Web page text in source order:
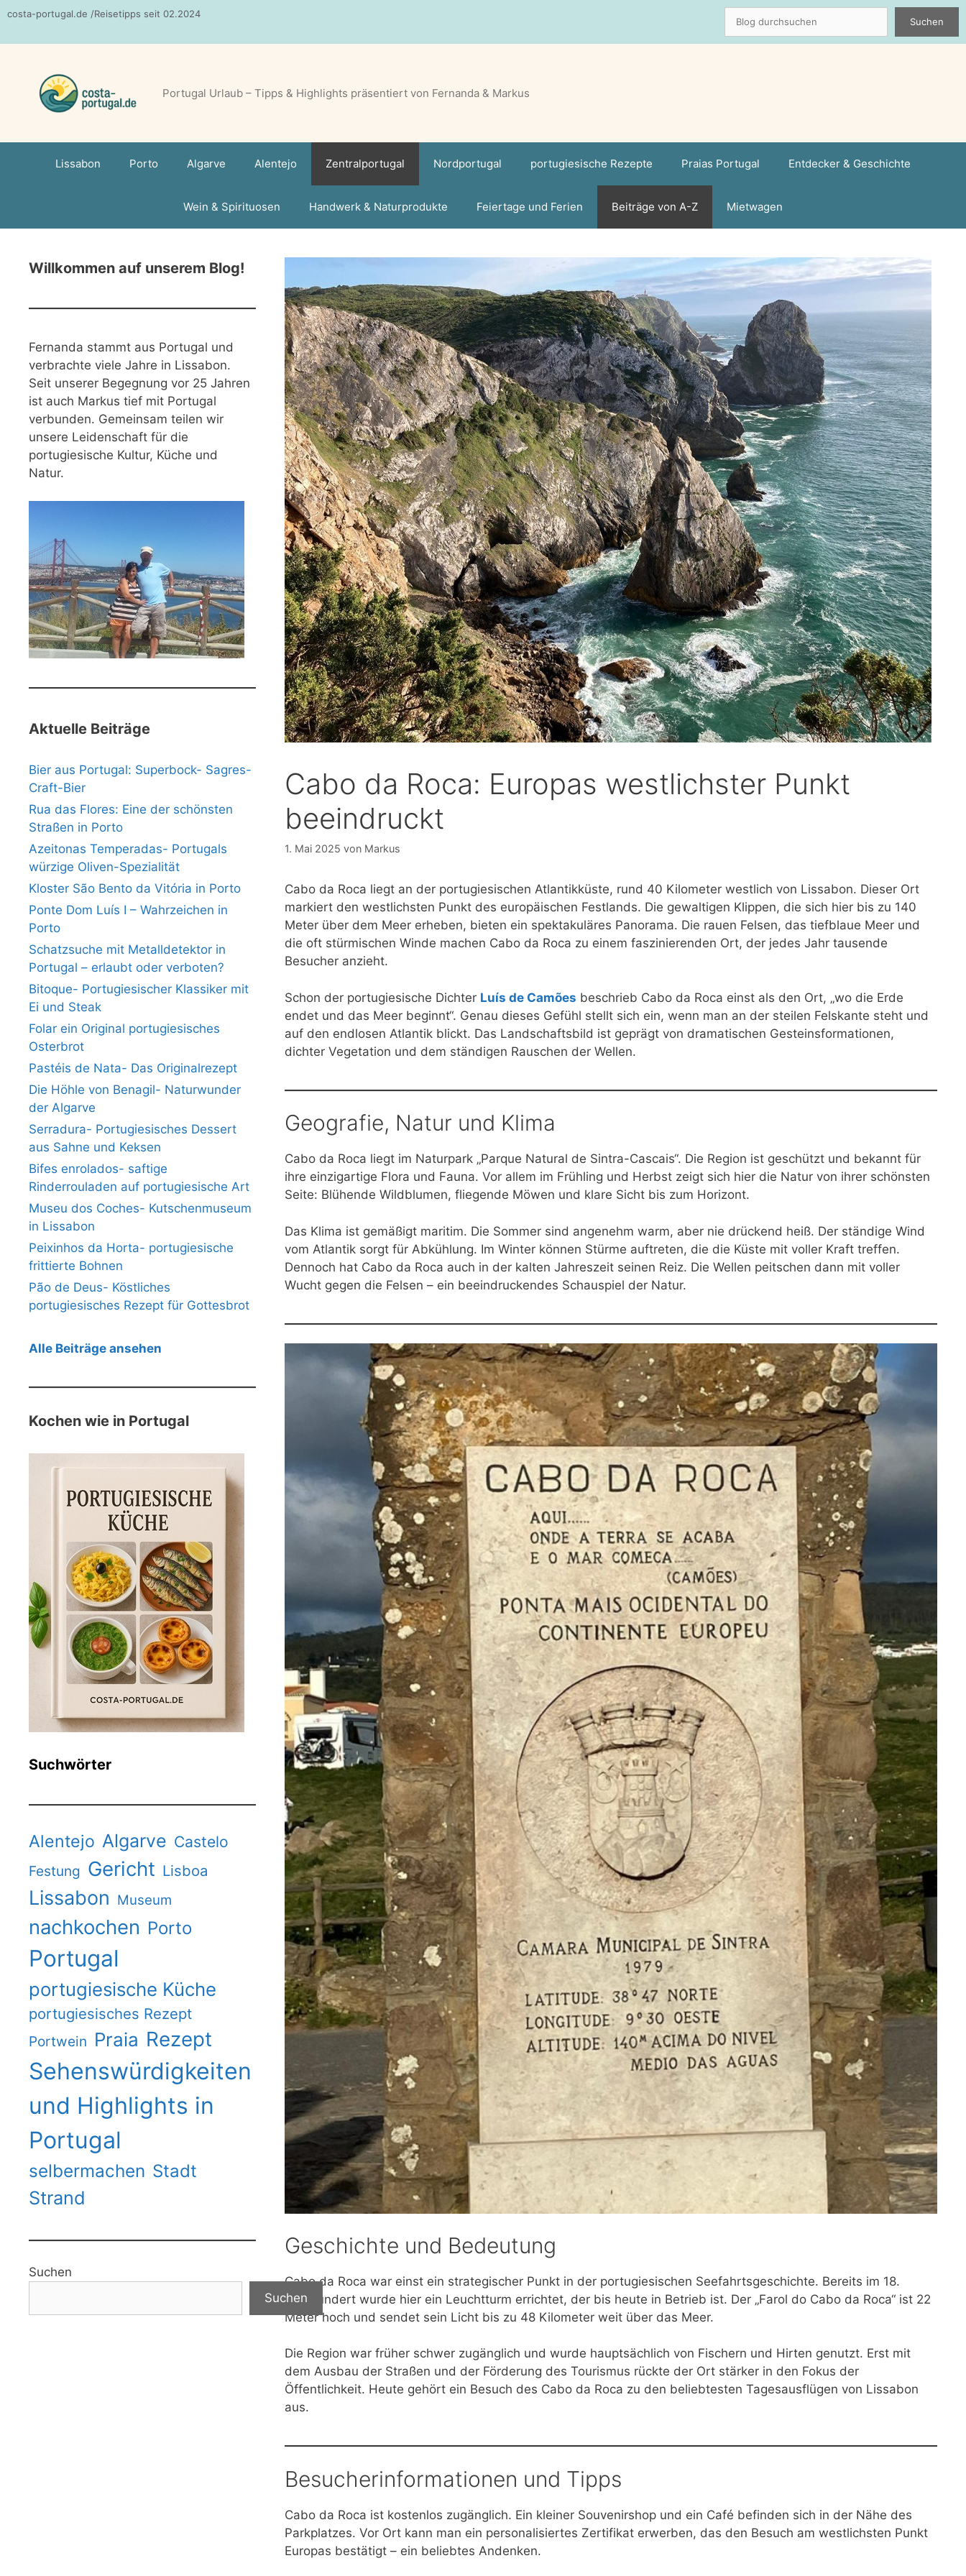
Zum
springen
costa-portugal.de /Reisetipps seit 02.2024
Suchen
Portugal Urlaub – Tipps & Highlights präsentiert von Fernanda & Markus
Lissabon Porto Algarve Alentejo Zentralportugal Nordportugal portugiesische Rezepte Praias Portugal Entdecker & Geschichte
Wein & Spirituosen Handwerk & Naturprodukte Feiertage und Ferien Beiträge von A-Z Mietwagen
Cabo da Roca: Europas westlichster Punkt
beeindruckt
1. Mai 2025 von Markus
Cabo da Roca liegt an der portugiesischen Atlantikküste, rund 40 Kilometer westlich von Lissabon. Dieser Ort
markiert den westlichsten Punkt des europäischen Festlands. Die gewaltigen Klippen, die sich hier bis zu 140
Meter über dem Meer erheben, bieten ein spektakuläres Panorama. Die rauen Felsen, das tiefblaue Meer und
die oft stürmischen Winde machen Cabo da Roca zu einem faszinierenden Ort, der jedes Jahr tausende
Besucher anzieht.
Schon der portugiesische Dichter Luís de Camões beschrieb Cabo da Roca einst als den Ort, „wo die Erde
endet und das Meer beginnt“. Genau dieses Gefühl stellt sich ein, wenn man an der steilen Felskante steht und
auf den endlosen Atlantik blickt. Das Landschaftsbild ist geprägt von dramatischen Gesteinsformationen,
dichter Vegetation und dem ständigen Rauschen der Wellen.
Geografie, Natur und Klima
Cabo da Roca liegt im Naturpark „Parque Natural de Sintra-Cascais“. Die Region ist geschützt und bekannt für
ihre einzigartige Flora und Fauna. Vor allem im Frühling und Herbst zeigt sich hier die Natur von ihrer schönsten
Seite: Blühende Wildblumen, fliegende Möwen und klare Sicht bis zum Horizont.
Das Klima ist gemäßigt maritim. Die Sommer sind angenehm warm, aber nie drückend heiß. Der ständige Wind
vom Atlantik sorgt für Abkühlung. Im Winter können Stürme auftreten, die die Küste mit voller Kraft treffen.
Dennoch hat Cabo da Roca auch in der kalten Jahreszeit seinen Reiz. Die Wellen peitschen dann mit voller
Wucht gegen die Felsen – ein beeindruckendes Schauspiel der Natur.
Geschichte und Bedeutung
Cabo da Roca war einst ein strategischer Punkt in der portugiesischen Seefahrtsgeschichte. Bereits im 18.
Jahrhundert wurde hier ein Leuchtturm errichtet, der bis heute in Betrieb ist. Der „Farol do Cabo da Roca“ ist 22
Meter hoch und sendet sein Licht bis zu 48 Kilometer weit über das Meer.
Die Region war früher schwer zugänglich und wurde hauptsächlich von Fischern und Hirten genutzt. Erst mit
dem Ausbau der Straßen und der Förderung des Tourismus rückte der Ort stärker in den Fokus der
Öffentlichkeit. Heute gehört ein Besuch des Cabo da Roca zu den beliebtesten Tagesausflügen von Lissabon
aus.
Besucherinformationen und Tipps
Cabo da Roca ist kostenlos zugänglich. Ein kleiner Souvenirshop und ein Café befinden sich in der Nähe des
Parkplatzes. Vor Ort kann man ein personalisiertes Zertifikat erwerben, das den Besuch am westlichsten Punkt
Europas bestätigt – ein beliebtes Andenken.
Willkommen auf unserem Blog!
Fernanda stammt aus Portugal und
verbrachte viele Jahre in Lissabon.
Seit unserer Begegnung vor 25 Jahren
ist auch Markus tief mit Portugal
verbunden. Gemeinsam teilen wir
unsere Leidenschaft für die
portugiesische Kultur, Küche und
Natur.
Aktuelle Beiträge
Bier aus Portugal: Superbock- Sagres-
Craft-Bier
Rua das Flores: Eine der schönsten
Straßen in Porto
Azeitonas Temperadas- Portugals
würzige Oliven-Spezialität
Kloster São Bento da Vitória in Porto
Ponte Dom Luís I – Wahrzeichen in
Porto
Schatzsuche mit Metalldetektor in
Portugal – erlaubt oder verboten?
Bitoque- Portugiesischer Klassiker mit
Ei und Steak
Folar ein Original portugiesisches
Osterbrot
Pastéis de Nata- Das Originalrezept
Die Höhle von Benagil- Naturwunder
der Algarve
Serradura- Portugiesisches Dessert
aus Sahne und Keksen
Bifes enrolados- saftige
Rinderrouladen auf portugiesische Art
Museu dos Coches- Kutschenmuseum
in Lissabon
Peixinhos da Horta- portugiesische
frittierte Bohnen
Pão de Deus- Köstliches
portugiesisches Rezept für Gottesbrot
Alle Beiträge ansehen
Kochen wie in Portugal
Suchwörter
Alentejo Algarve Castelo
Festung Gericht Lisboa
Lissabon Museum
nachkochen Porto
Portugal
portugiesische Küche
portugiesisches Rezept
Portwein Praia Rezept
Sehenswürdigkeiten
und Highlights in
Portugal
selbermachen Stadt
Strand
Suchen
Suchen